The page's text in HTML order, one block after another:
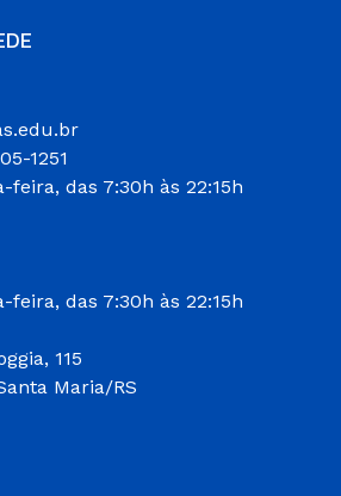
1251
feira, das 7:30h às 22:15h
feira, das 7:30h às 22:15h
115
Maria/RS